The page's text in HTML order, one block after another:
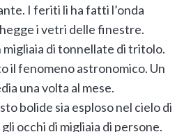
I feriti li ha fatti l’onda
i vetri delle finestre.
migliaia di tonnellate di tritolo.
il fenomeno astronomico. Un
una volta al mese.
bolide sia esploso nel cielo di
occhi di migliaia di persone.